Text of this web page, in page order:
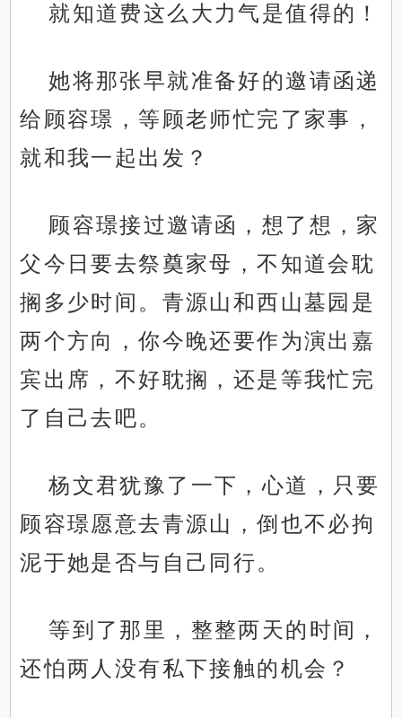
就知道费这么大力气是值得的！
她将那张早就准备好的邀请函递
给顾容璟，等顾老师忙完了家事，
就和我一起出发？
顾容璟接过邀请函，想了想，家
父今日要去祭奠家母，不知道会耽
搁多少时间。青源山和西山墓园是
两个方向，你今晚还要作为演出嘉
宾出席，不好耽搁，还是等我忙完
了自己去吧。
杨文君犹豫了一下，心道，只要
顾容璟愿意去青源山，倒也不必拘
泥于她是否与自己同行。
等到了那里，整整两天的时间，
还怕两人没有私下接触的机会？